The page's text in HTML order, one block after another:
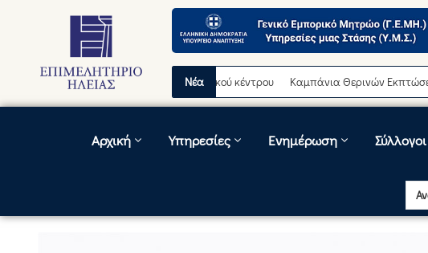
Νέα
διακοπή λειτουργίας τηλεφωνικού κέντρου Καμπάνια Θερινών Εκπτώσεων
Αρχική Υπηρεσίες Ενημέρωση
for: